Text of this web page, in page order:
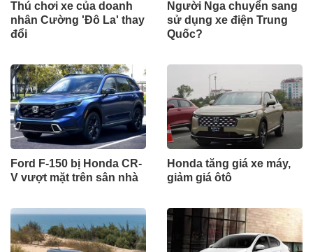
Thú chơi xe của doanh
nhân Cường 'Đô La' thay
đổi
Người Nga chuyển sang
sử dụng xe điện Trung
Quốc?
Ford F-150 bị Honda CR-
V vượt mặt trên sân nhà
Honda tăng giá xe máy,
giảm giá ôtô